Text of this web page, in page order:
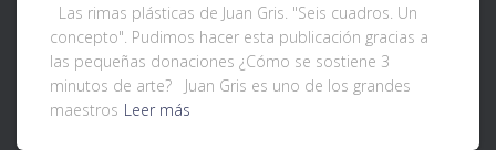
Las rimas plásticas de Juan Gris. "Seis cuadros. Un
concepto". Pudimos hacer esta publicación gracias a
las pequeñas donaciones ¿Cómo se sostiene 3
minutos de arte? Juan Gris es uno de los grandes
maestros Leer más